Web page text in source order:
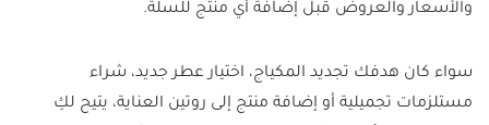
والأسعار والعروض قبل إضافة أي منتج للسلة.
سواء كان هدفك تجديد المكياج، اختيار عطر جديد، شراء
مستلزمات تجميلية أو إضافة منتج إلى روتين العناية، يتيح لكِ